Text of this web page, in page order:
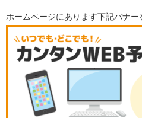
ホームページにあります下記バナ